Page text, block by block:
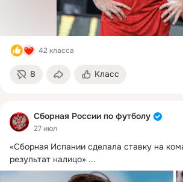
42 класса
8 Класс
Сборная России по футболу
27 июл
«Сборная Испании сделала ставку на
результат налицо» ...